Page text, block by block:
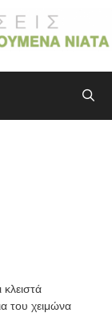
του χειμώνα